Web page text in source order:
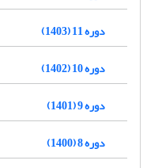
دوره 11 (1403)
دوره 10 (1402)
دوره 9 (1401)
دوره 8 (1400)